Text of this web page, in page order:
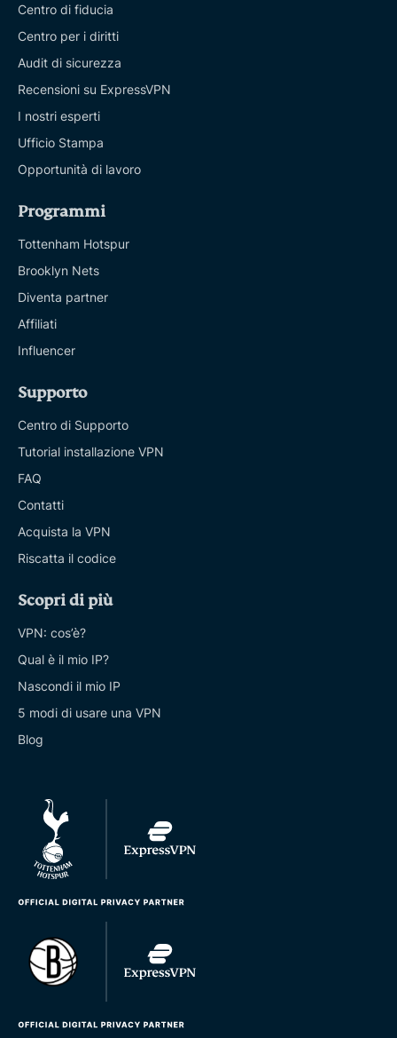
Centro di fiducia
Centro per i diritti
Audit di sicurezza
Recensioni su ExpressVPN
I nostri esperti
Ufficio Stampa
Opportunità di lavoro
Programmi
Tottenham Hotspur
Brooklyn Nets
Diventa partner
Affiliati
Influencer
Supporto
Centro di Supporto
Tutorial installazione VPN
FAQ
Contatti
Acquista la VPN
Riscatta il codice
Scopri di più
VPN: cos’è?
Qual è il mio IP?
Nascondi il mio IP
5 modi di usare una VPN
Blog